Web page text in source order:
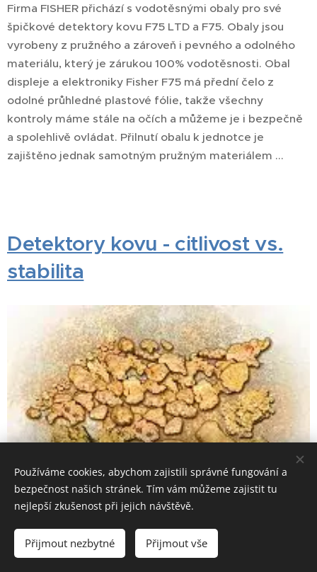
Firma FISHER přichází s vodotěsnými obaly pro své
špičkové detektory kovu F75 LTD a F75. Obaly jsou
vyrobeny z pružného a zároveň i pevného a odolného
materiálu, který je zárukou 100% vodotěsnosti. Obal
displeje a elektroniky Fisher F75 má přední čelo z
odolné průhledné plastové fólie, takže všechny
kontroly máme stále na očích a můžeme je i bezpečně
a spolehlivě ovládat. Přilnutí obalu k jednotce je
zajištěno jednak samotným pružným materiálem ...
Detektory kovu - citlivost vs.
stabilita
Používáme cookies, abychom zajistili správné fungování a
bezpečnost našich stránek. Tím vám můžeme zajistit tu
nejlepší zkušenost při jejich návštěvě.
Přijmout nezbytné Přijmout vše